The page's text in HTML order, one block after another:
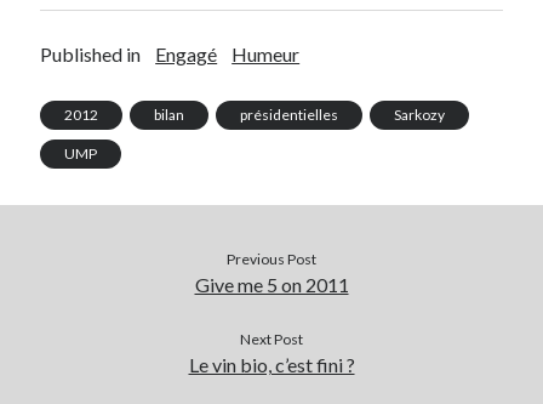
Published in Engagé Humeur
2012 bilan présidentielles Sarkozy
UMP
Previous Post
Give me 5 on 2011
Next Post
Le vin bio, c’est fini ?